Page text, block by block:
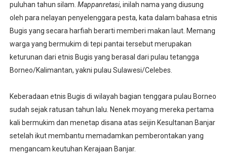
puluhan tahun silam. Mappanretasi, inilah nama yang diusung
oleh para nelayan penyelenggara pesta, kata dalam bahasa etnis
Bugis yang secara harfiah berarti memberi makan laut. Memang
warga yang bermukim di tepi pantai tersebut merupakan
keturunan dari etnis Bugis yang berasal dari pulau tetangga
Borneo/Kalimantan, yakni pulau Sulawesi/Celebes.
Keberadaan etnis Bugis di wilayah bagian tenggara pulau Borneo
sudah sejak ratusan tahun lalu. Nenek moyang mereka pertama
kali bermukim dan menetap disana atas seijin Kesultanan Banjar
setelah ikut membantu memadamkan pemberontakan yang
mengancam keutuhan Kerajaan Banjar.